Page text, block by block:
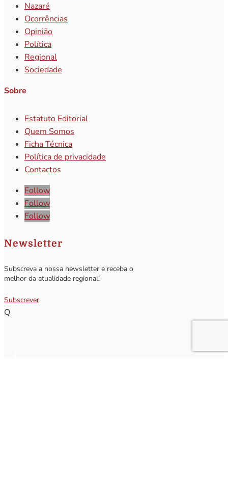
Nazaré
Ocorrências
Opinião
Política
Regional
Sociedade
Sobre
Estatuto Editorial
Quem Somos
Ficha Técnica
Política de privacidade
Contactos
Follow
Follow
Follow
Newsletter
Subscreva a nossa newsletter e receba o
melhor da atualidade regional!
Subscrever
Q